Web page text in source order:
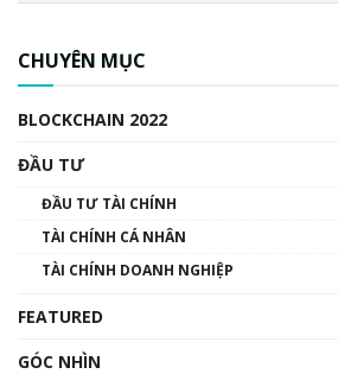
00:02:14
Nhìn lại năm 2022: Những
đến hệ sinh thái tiền mã
CHUYÊN MỤC
BLOCKCHAIN 2022
ĐẦU TƯ
ĐẦU TƯ TÀI CHÍNH
TÀI CHÍNH CÁ NHÂN
TÀI CHÍNH DOANH NGHIỆP
FEATURED
GÓC NHÌN